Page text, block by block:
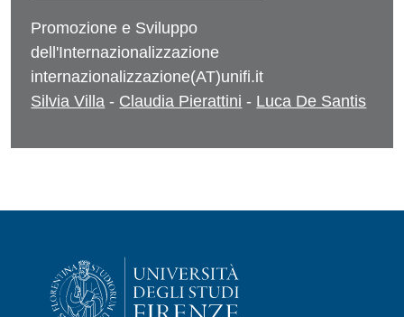
Promozione e Sviluppo
dell'Internazionalizzazione
internazionalizzazione(AT)unifi.it
Silvia Villa - Claudia Pierattini - Luca De Santis